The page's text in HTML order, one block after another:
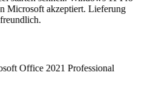
Microsoft akzeptiert. Lieferung
Office 2021 Professional